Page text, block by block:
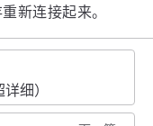
新连接起来。
细）